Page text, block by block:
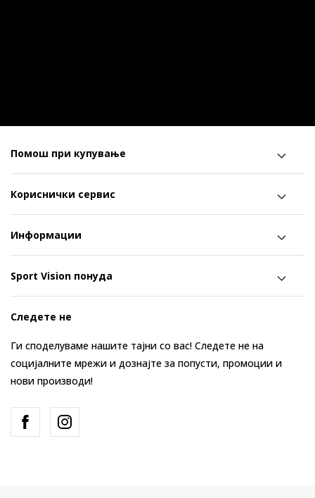
Помош при купување
Кориснички сервис
Информации
Sport Vision понуда
Следете не
Ги споделуваме нашите тајни со вас! Следете не на
социјалните мрежи и дознајте за попусти, промоции и
нови производи!